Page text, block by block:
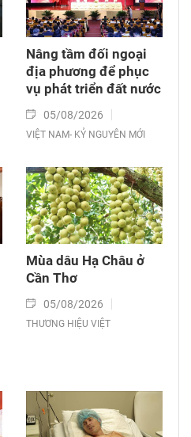
Nâng tầm đối ngoại
địa phương để phục
vụ phát triển đất nước
05/08/2026
VIỆT NAM- KỶ NGUYÊN MỚI
Mùa dâu Hạ Châu ở
Cần Thơ
05/08/2026
THƯƠNG HIỆU VIỆT